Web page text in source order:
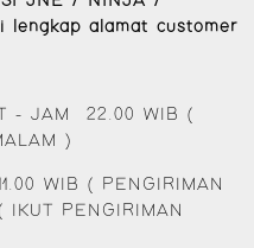
lengkap alamat customer
- JAM 22.00 WIB (
)
WIB ( PENGIRIMAN
PENGIRIMAN